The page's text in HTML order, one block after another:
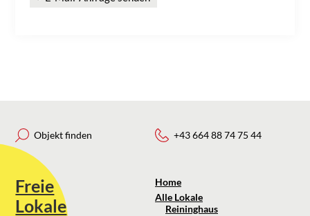
Objekt finden
Freie
Lokale
+43 664 88 74 75 44
Home
Alle Lokale
Reininghaus